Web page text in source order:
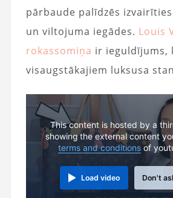
pārbaude palīdzēs
un viltojuma iegādes. Louis
rokassomiņa ir ieguldījums,
visaugstākajiem luksusa
This content is hosted by a
showing the external content
terms and conditions of
Load video Don't